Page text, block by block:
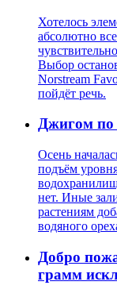
Хотелось
абсолютно
Выбор
Norstream
пойдёт речь.
Джигом по
Осень
подъём
нет. Иные
растениям
водяного
Добро
грамм